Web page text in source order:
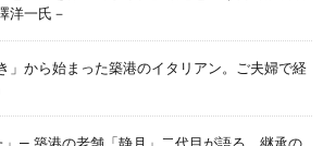
洋一氏－
」から始まった築港のイタリアン。ご夫婦で経